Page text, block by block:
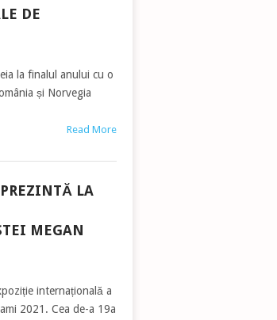
DE
la finalul anului cu o
și Norvegia
Read More
LA
MEGAN
internațională a
2021. Cea de-a 19a